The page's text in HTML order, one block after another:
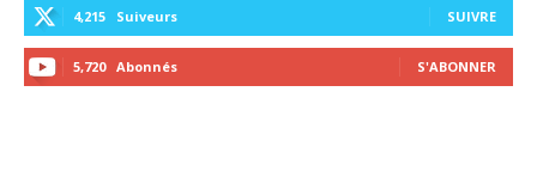
4,215 Suiveurs SUIVRE
5,720 Abonnés S'ABONNER